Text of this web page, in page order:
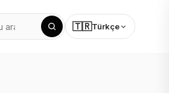
🇹🇷Türkçe